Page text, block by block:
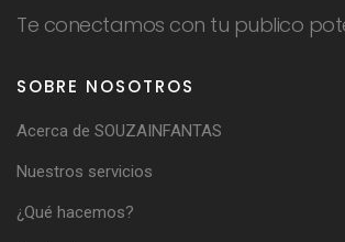
Te conectamos con tu publico
SOBRE NOSOTROS
Acerca de SOUZAINFANTAS
Nuestros servicios
¿Qué hacemos?